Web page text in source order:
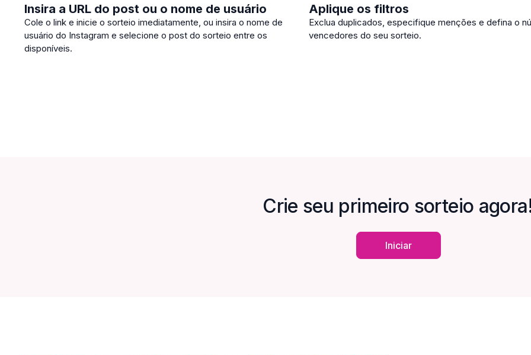
Insira a URL do post ou o nome de usuário
Cole o link e inicie o sorteio imediatamente, ou insira o nome de
usuário do Instagram e selecione o post do sorteio entre os
disponíveis.
Aplique os filtros
Exclua duplicados, especifique menções e defina o
vencedores do seu sorteio.
Crie seu primeiro sorteio
Iniciar